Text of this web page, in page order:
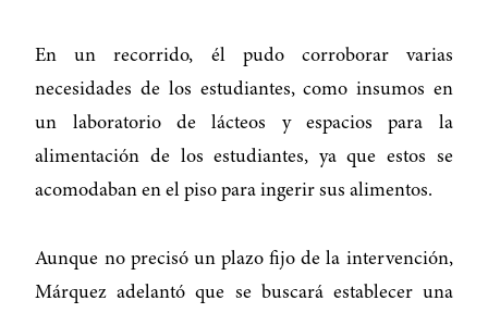
En un recorrido, él pudo corroborar varias
necesidades de los estudiantes, como insumos en
un laboratorio de lácteos y espacios para la
alimentación de los estudiantes, ya que estos se
acomodaban en el piso para ingerir sus alimentos.
Aunque no precisó un plazo fijo de la intervención,
Márquez adelantó que se buscará establecer una